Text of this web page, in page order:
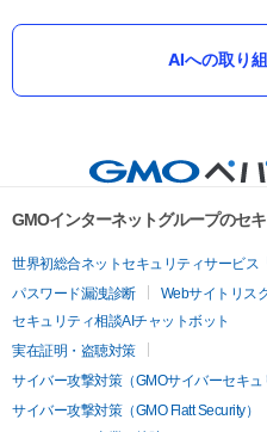
AIへの取り
GMOインターネットグループのセ
世界初総合ネットセキュリティサービス
パスワード漏洩診断
Webサイトリス
セキュリティ相談AIチャットボット
実在証明・盗聴対策
サイバー攻撃対策（GMOサイバーセキュ
サイバー攻撃対策（GMO Flatt Security）